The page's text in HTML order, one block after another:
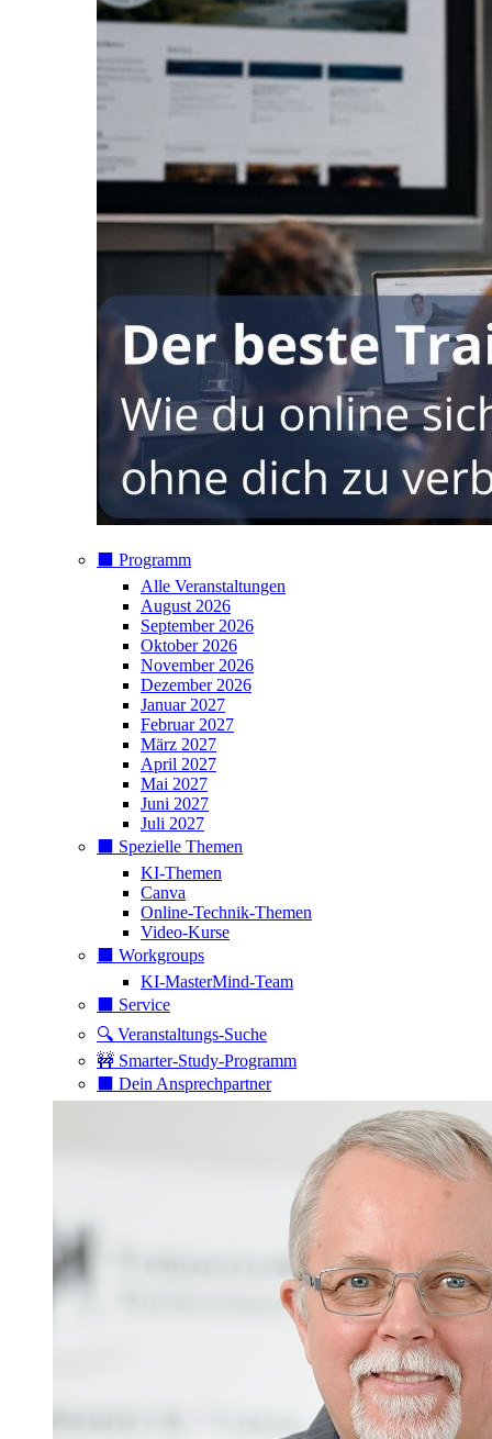
⬛️ Programm
Alle Veranstaltungen
August 2026
September 2026
Oktober 2026
November 2026
Dezember 2026
Januar 2027
Februar 2027
März 2027
April 2027
Mai 2027
Juni 2027
Juli 2027
⬛️ Spezielle Themen
KI-Themen
Canva
Online-Technik-Themen
Video-Kurse
⬛️ Workgroups
KI-MasterMind-Team
⬛️ Service
🔍 Veranstaltungs-Suche
🚧 Smarter-Study-Programm
⬛️ Dein Ansprechpartner